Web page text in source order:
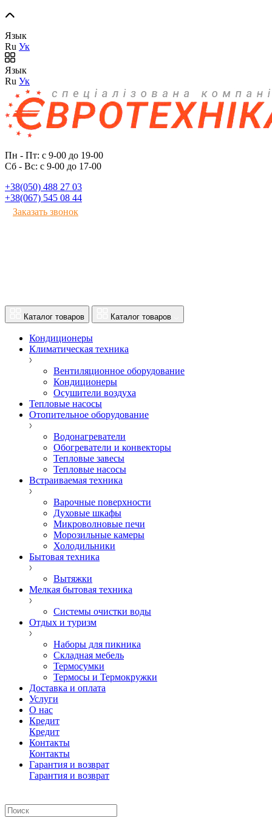
Язык
Ru Ук
Язык
Ru Ук
Пн - Пт: с 9-00 до 19-00
Сб - Вс: с 9-00 до 17-00
+38(050) 488 27 03
+38(067) 545 08 44
Заказать звонок
Каталог товаров Каталог товаров
Кондиционеры
Климатическая техника
Вентиляционное оборудование
Кондиционеры
Осушители воздуха
Тепловые насосы
Отопительное оборудование
Водонагреватели
Обогреватели и конвекторы
Тепловые завесы
Тепловые насосы
Встраиваемая техника
Варочные поверхности
Духовые шкафы
Микроволновые печи
Морозильные камеры
Холодильники
Бытовая техника
Вытяжки
Мелкая бытовая техника
Системы очистки воды
Отдых и туризм
Наборы для пикника
Складная мебель
Термосумки
Термосы и Термокружки
Доставка и оплата
Услуги
О нас
Кредит
Кредит
Контакты
Контакты
Гарантия и возврат
Гарантия и возврат